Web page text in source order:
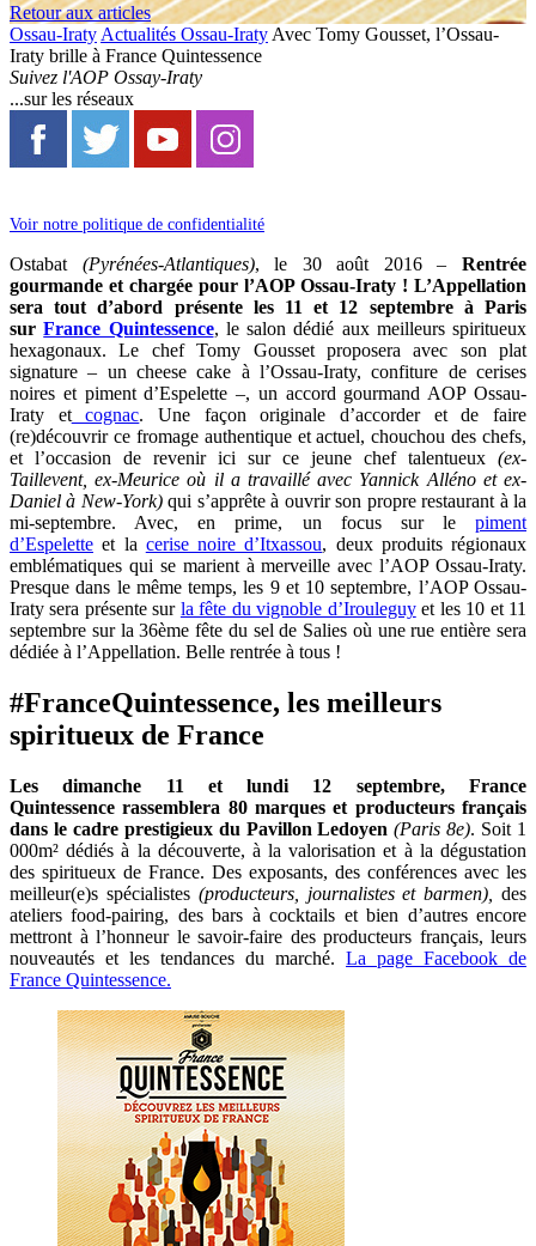
Retour aux articles
Ossau-Iraty Actualités Ossau-Iraty Avec Tomy Gousset, l’Ossau-
Iraty brille à France Quintessence
Suivez l'AOP Ossay-Iraty
...sur les réseaux
Voir notre politique de confidentialité
Ostabat (Pyrénées-Atlantiques), le 30 août 2016 –Rentrée
gourmande et chargée pour l’AOP Ossau-Iraty ! L’Appellation
sera tout d’abord présente les 11 et 12 septembre à Paris
surFrance Quintessence, le salon dédié aux meilleurs spiritueux
hexagonaux. Le chef Tomy Gousset proposera avec son plat
signature – un cheese cake à l’Ossau-Iraty, confiture de cerises
noires et piment d’Espelette –, un accord gourmand AOP Ossau-
Iraty etcognac. Une façon originale d’accorder et de faire
(re)découvrir ce fromage authentique et actuel, chouchou des chefs,
et l’occasion de revenir ici sur ce jeune chef talentueux (ex-
Taillevent, ex-Meurice où il a travaillé avec Yannick Alléno et ex-
Daniel à New-York)qui s’apprête à ouvrir son propre restaurant à la
mi-septembre. Avec, en prime, un focus sur le piment
d’Espelette et la cerise noire d’Itxassou, deux produits régionaux
emblématiques qui se marient à merveille avec l’AOP Ossau-Iraty.
Presque dans le même temps, les 9 et 10 septembre, l’AOP Ossau-
Iraty sera présente sur la fête du vignoble d’Irouleguyet les 10 et 11
septembre sur la 36ème fête du sel de Salies où une rue entière sera
dédiée à l’Appellation. Belle rentrée à tous !
#FranceQuintessence, les meilleurs
spiritueux de France
Les dimanche 11 et lundi 12 septembre, France
Quintessence rassemblera 80 marques et producteurs français
dans le cadre prestigieux du Pavillon Ledoyen (Paris 8e). Soit 1
000m² dédiés à la découverte, à la valorisation et à la dégustation
des spiritueux de France. Des exposants, des conférences avec les
meilleur(e)s spécialistes (producteurs, journalistes et barmen),
des
ateliers food-pairing, des bars à cocktails et bien d’autres encore
mettront à l’honneur le savoir-faire des producteurs français, leurs
nouveautés et les tendances du marché. La page Facebook de
France Quintessence.